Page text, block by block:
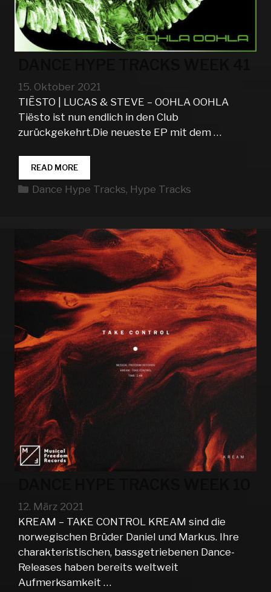
15. Oktober 2021
TIËSTO | LUCAS & STEVE – OOHLA OOHLA
Tiësto ist nun endlich in den Club
zurückgekehrt.Die neueste EP mit dem …
READ MOREDANCE
HYPE
TRACKS
Kategorien
Dance Hype Tracks, Hype Tracks
12. März 2021
KREAM – TAKE CONTROL KREAM sind die
norwegischen Brüder Daniel und Markus. Ihre
charakteristischen, bassgetriebenen Dance-
Releases haben bereits weltweit
Aufmerksamkeit …